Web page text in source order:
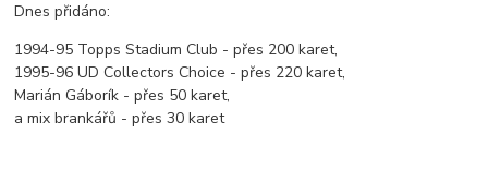
Dnes přidáno:
1994-95 Topps Stadium Club - přes 200 karet,
1995-96 UD Collectors Choice - přes 220 karet,
Marián Gáborík - přes 50 karet,
a mix brankářů - přes 30 karet